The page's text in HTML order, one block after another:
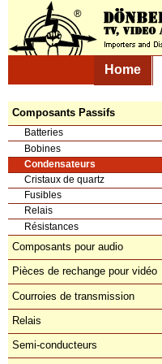
Home
Composants Passifs
Batteries
Bobines
Condensateurs
Cristaux de quartz
Fusibles
Relais
Résistances
Composants pour audio
Pièces de rechange pour vidéo
Courroies de transmission
Relais
Semi-conducteurs